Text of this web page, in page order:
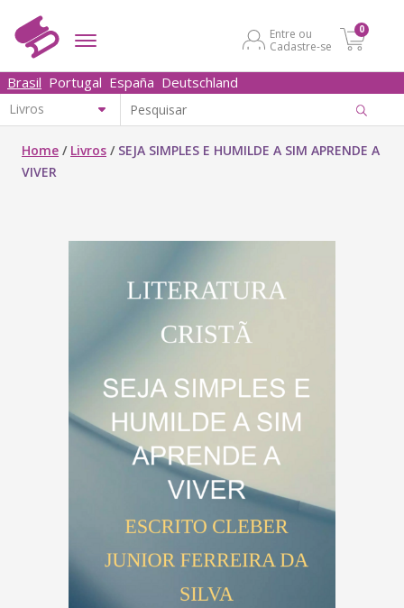
Entre ou
Cadastre-se
0
Brasil Portugal España Deutschland
Home / Livros / SEJA SIMPLES E HUMILDE A SIM APRENDE A
VIVER